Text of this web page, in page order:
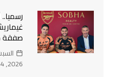
2026, 15:54